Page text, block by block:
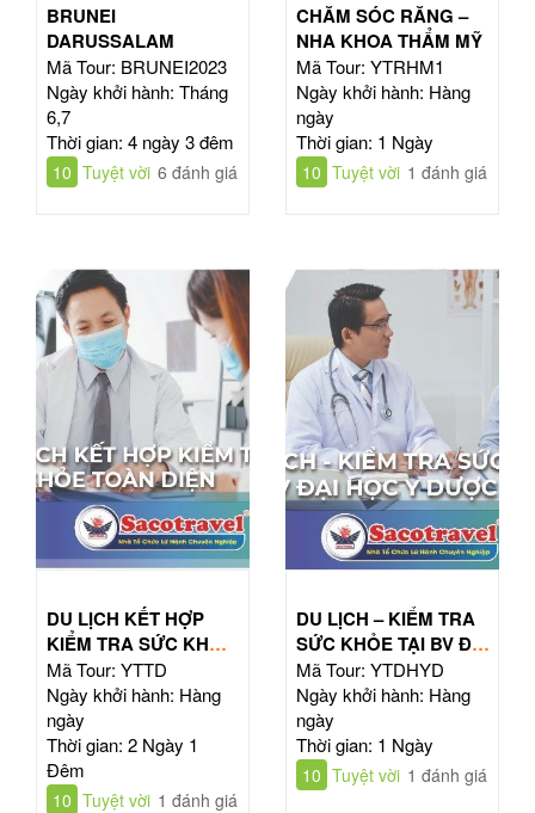
BRUNEI
DARUSSALAM
Mã Tour: BRUNEI2023
Ngày khởi hành: Tháng
6,7
Thời gian: 4 ngày 3 đêm
10 Tuyệt vời 6 đánh giá
CHĂM SÓC RĂNG –
NHA KHOA THẨM MỸ
Mã Tour: YTRHM1
Ngày khởi hành: Hàng
ngày
Thời gian: 1 Ngày
10 Tuyệt vời 1 đánh giá
DU LỊCH KẾT HỢP
KIỂM TRA SỨC KHỎE
TOÀN DIỆN
Mã Tour: YTTD
Ngày khởi hành: Hàng
ngày
Thời gian: 2 Ngày 1
Đêm
10 Tuyệt vời 1 đánh giá
DU LỊCH – KIỂM TRA
SỨC KHỎE TẠI BV ĐẠI
HỌC Y DƯỢC TPHCM
Mã Tour: YTDHYD
Ngày khởi hành: Hàng
ngày
Thời gian: 1 Ngày
10 Tuyệt vời 1 đánh giá